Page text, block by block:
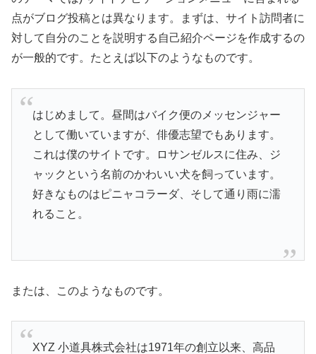
点がブログ投稿とは異なります。まずは、サイト訪問者に
対して自分のことを説明する自己紹介ページを作成するの
が一般的です。たとえば以下のようなものです。
はじめまして。昼間はバイク便のメッセンジャー
として働いていますが、俳優志望でもあります。
これは僕のサイトです。ロサンゼルスに住み、ジ
ャックという名前のかわいい犬を飼っています。
好きなものはピニャコラーダ、そして通り雨に濡
れること。
または、このようなものです。
XYZ 小道具株式会社は1971年の創立以来、高品